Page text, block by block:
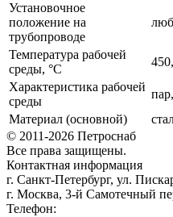
Установочное
положение на
трубопроводе
Температура рабочей
среды, °С
Характеристика рабочей
среды
Материал (основной)
© 2011-2026 Петроснаб
Все права защищены.
Контактная информация
г. Санкт-Петербург, ул.
г. Москва, 3-й Самотечный
Телефон: